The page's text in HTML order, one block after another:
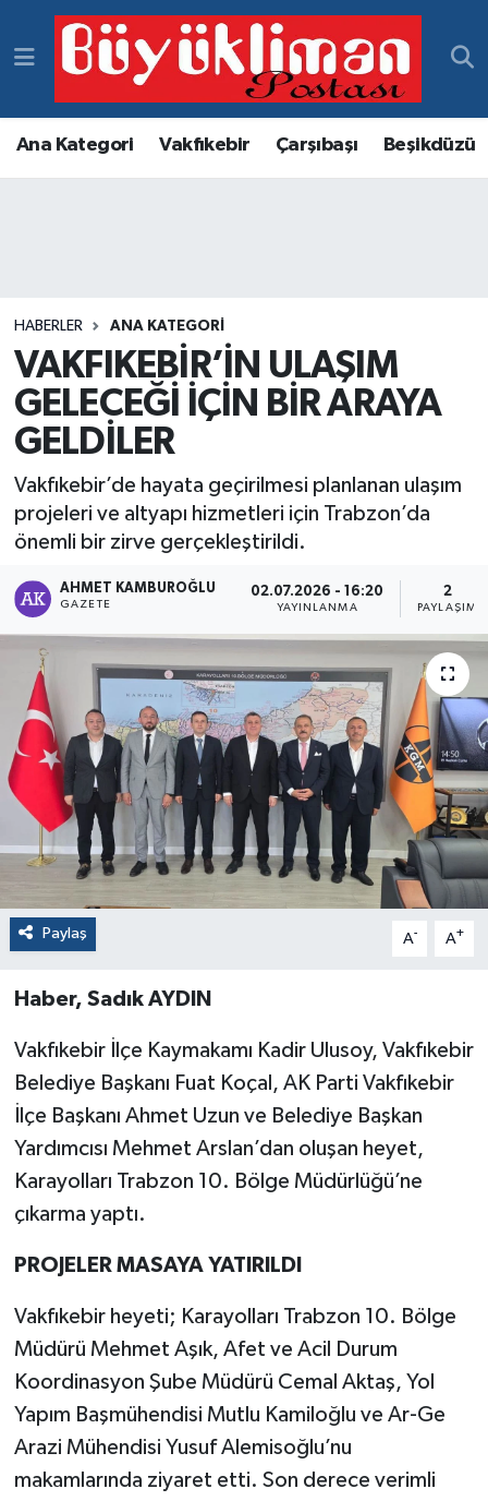
Ana Kategori Vakfıkebir Çarşıbaşı Beşikdüzü
HABERLER ANA KATEGORI
VAKFIKEBİR’İN ULAŞIM
GELECEĞİ İÇİN BİR ARAYA
GELDİLER
Vakfıkebir’de hayata geçirilmesi planlanan ulaşım
projeleri ve altyapı hizmetleri için Trabzon’da
önemli bir zirve gerçekleştirildi.
AHMET KAMBUROĞLU
GAZETE
02.07.2026 - 16:20
YAYINLANMA
2
PAYLAŞIM
Paylaş A- A+
Haber, Sadık AYDIN
Vakfıkebir İlçe Kaymakamı Kadir Ulusoy, Vakfıkebir
Belediye Başkanı Fuat Koçal, AK Parti Vakfıkebir
İlçe Başkanı Ahmet Uzun ve Belediye Başkan
Yardımcısı Mehmet Arslan’dan oluşan heyet,
Karayolları Trabzon 10. Bölge Müdürlüğü’ne
çıkarma yaptı.
PROJELER MASAYA YATIRILDI
Vakfıkebir heyeti; Karayolları Trabzon 10. Bölge
Müdürü Mehmet Aşık, Afet ve Acil Durum
Koordinasyon Şube Müdürü Cemal Aktaş, Yol
Yapım Başmühendisi Mutlu Kamiloğlu ve Ar-Ge
Arazi Mühendisi Yusuf Alemisoğlu’nu
makamlarında ziyaret etti. Son derece verimli
Vakfıkebir Hava Durumu
Vakfıkebir Trafik Yoğunluk Haritası
Haber Arşivi